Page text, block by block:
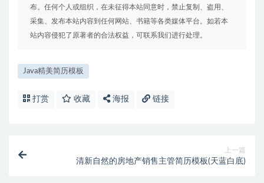
布。任何个人或组织，在未征得本站同意时，禁止复制、盗用、
采集、发布本站内容到任何网站、书籍等各类媒体平台。如若本
站内容侵犯了原著者的合法权益，可联系我们进行处理。
Java精美简历模板
打赏 收藏 海报 链接
上一篇
清新自然的房地产销售主管简历模板(天蓝白底)